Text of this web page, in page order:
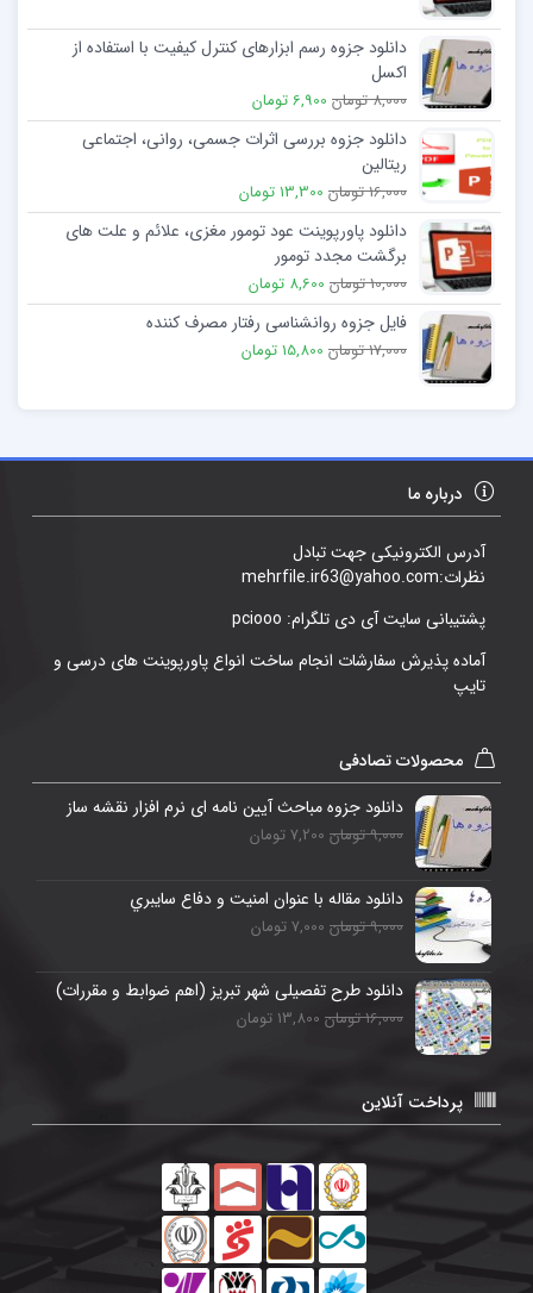
دانلود جزوه رسم ابزارھای کنترل کیفیت با استفاده از
اکسل
8,000 تومان 6,900 تومان
دانلود جزوه بررسی اثرات جسمی، روانی، اجتماعی
ریتالین
16,000 تومان 13,300 تومان
دانلود پاورپوینت عود تومور مغزی، علائم و علت های
برگشت مجدد تومور
10,000 تومان 8,600 تومان
فایل جزوه روانشناسی رفتار مصرف کننده
17,000 تومان 15,800 تومان
درباره ما
آدرس الکترونیکی جهت تبادل
نظرات:mehrfile.ir63@yahoo.com
پشتیبانی سایت آی دی تلگرام: pciooo
آماده پذیرش سفارشات انجام ساخت انواع پاورپوینت های درسی و
تایپ
محصولات تصادفی
دانلود جزوه مباحث آیین نامه ای نرم افزار نقشه ساز
9,000 تومان 7,200 تومان
دانلود مقاله با عنوان امنيت و دفاع سايبري
9,000 تومان 7,000 تومان
دانلود طرح تفصیلی شهر تبریز (اهم ضوابط و مقررات)
16,000 تومان 13,800 تومان
پرداخت آنلاین